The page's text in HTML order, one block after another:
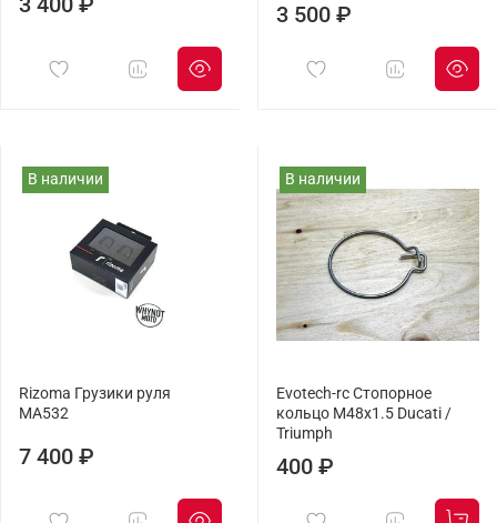
3 500 ₽
В наличии
Rizoma Грузики руля
MA532
7 400 ₽
В наличии
Evotech-rc Cтопорное
кольцо M48x1.5 Ducati /
Triumph
400 ₽